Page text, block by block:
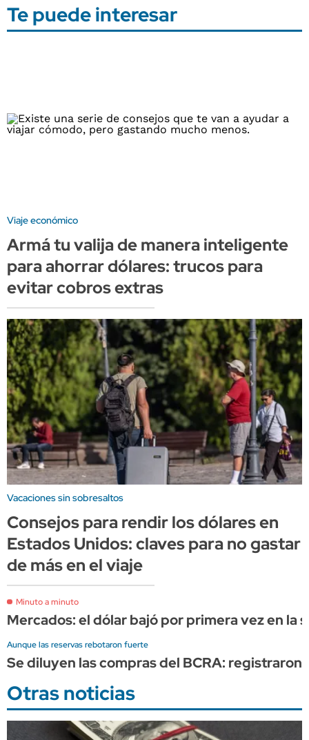
Te puede interesar
Viaje económico
Armá tu valija de manera inteligente
para ahorrar dólares: trucos para
evitar cobros extras
Vacaciones sin sobresaltos
Consejos para rendir los dólares en
Estados Unidos: claves para no gastar
de más en el viaje
Minuto a minuto
Mercados: el dólar bajó por primera vez en la
Aunque las reservas rebotaron fuerte
Se diluyen las compras del BCRA:
Otras noticias